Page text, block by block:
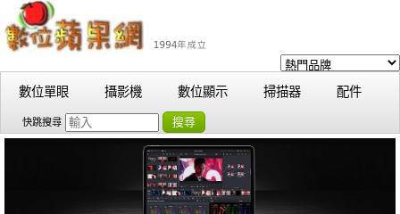
數位單眼 攝影機 數位顯示 掃描器 配件
快跳搜尋 搜尋